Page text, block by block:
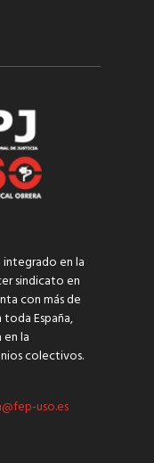
integrado en la
sindicato en
con más de
toda España,
la
colectivos.
uso.es